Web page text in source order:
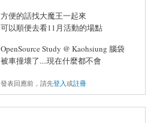
方便的話找大魔王一起來
可以順便去看11月活動的場點
OpenSource Study @ Kaohsiung 腦袋
被車撞壞了....現在什麼都不會
發表回應前，請先登入或註冊